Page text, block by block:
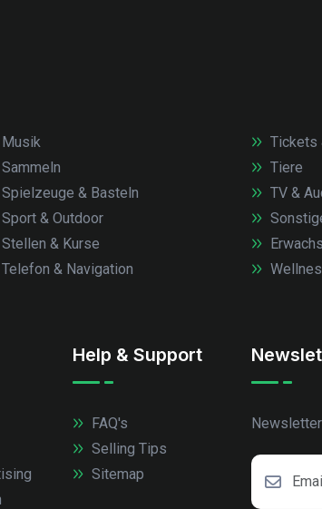
Musik
Sammeln
Spielzeuge & Basteln
Sport & Outdoor
Stellen & Kurse
Telefon & Navigation
Tickets
Tiere
TV &
Help & Support
FAQ's
Selling Tips
Sitemap